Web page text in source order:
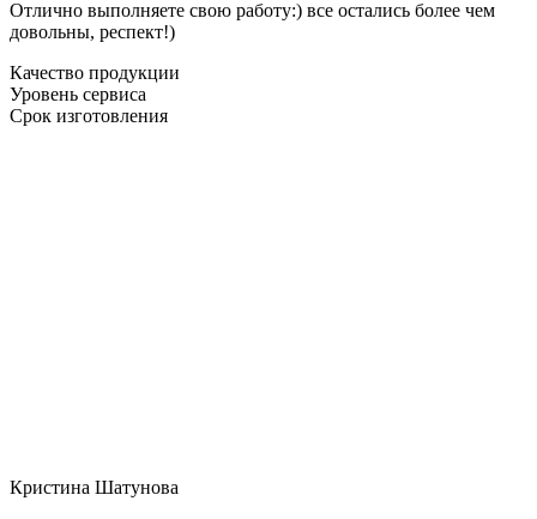
Отлично выполняете свою работу:) все остались более чем
довольны, респект!)
Качество продукции
Уровень сервиса
Срок изготовления
Кристина Шатунова